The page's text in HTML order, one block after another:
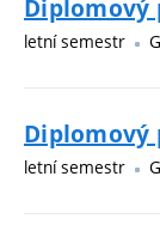
Diplomový
letní semestr
Diplomový
letní semestr